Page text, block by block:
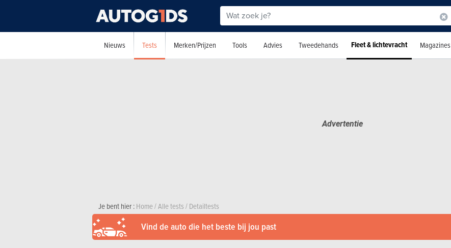
Nieuws Tests Merken/Prijzen Tools Advies Tweedehands Fleet & lichtevracht Magazines
Je bent hier :Home/Alle tests/Detailtests
Vind de auto die het beste bij jou past